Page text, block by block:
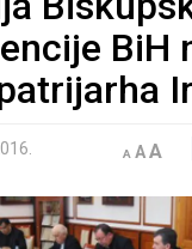
BiH
A AA